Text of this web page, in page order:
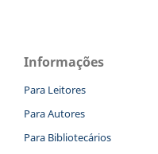
Informações
Para Leitores
Para Autores
Para Bibliotecários